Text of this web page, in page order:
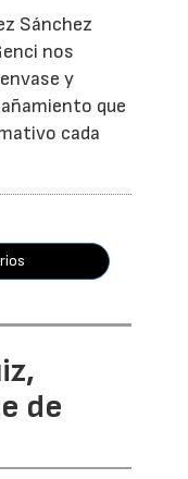
Sánchez
nos
y
que
cada
de